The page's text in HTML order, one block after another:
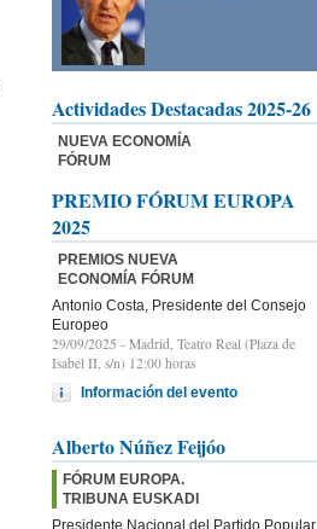
Actividades Destacadas 2025-26
NUEVA ECONOMÍA
FÓRUM
PREMIO FÓRUM EUROPA
2025
PREMIOS NUEVA
ECONOMÍA FÓRUM
Antonio Costa, Presidente del Consejo
Europeo
29/09/2025 - Madrid, Teatro Real (Plaza de
Isabel II, s/n) 12:00 horas
Información del evento
Alberto Núñez Feijóo
FÓRUM EUROPA.
TRIBUNA EUSKADI
Presidente Nacional del Partido Popular